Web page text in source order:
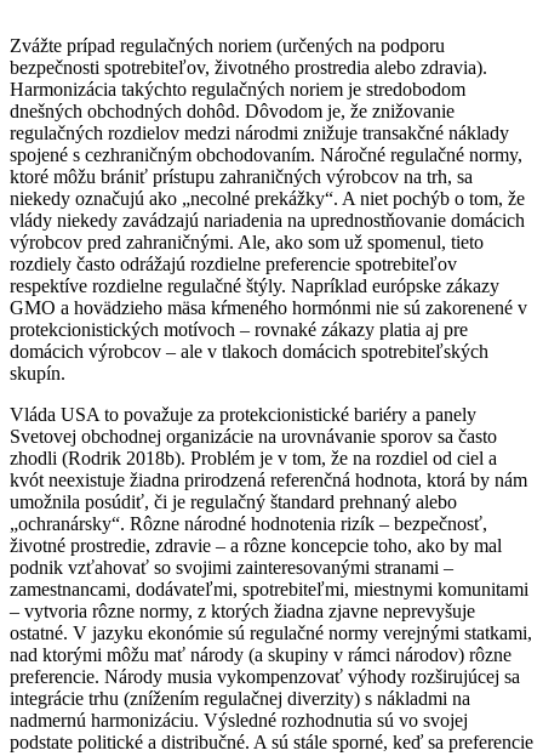
Zvážte prípad regulačných noriem (určených na podporu
bezpečnosti spotrebiteľov, životného prostredia alebo zdravia).
Harmonizácia takýchto regulačných noriem je stredobodom
dnešných obchodných dohôd. Dôvodom je, že znižovanie
regulačných rozdielov medzi národmi znižuje transakčné náklady
spojené s cezhraničným obchodovaním. Náročné regulačné normy,
ktoré môžu brániť prístupu zahraničných výrobcov na trh, sa
niekedy označujú ako „necolné prekážky“. A niet pochýb o tom, že
vlády niekedy zavádzajú nariadenia na uprednostňovanie domácich
výrobcov pred zahraničnými. Ale, ako som už spomenul, tieto
rozdiely často odrážajú rozdielne preferencie spotrebiteľov
respektíve rozdielne regulačné štýly. Napríklad európske zákazy
GMO a hovädzieho mäsa kŕmeného hormónmi nie sú zakorenené v
protekcionistických motívoch – rovnaké zákazy platia aj pre
domácich výrobcov – ale v tlakoch domácich spotrebiteľských
skupín.
Vláda USA to považuje za protekcionistické bariéry a panely
Svetovej obchodnej organizácie na urovnávanie sporov sa často
zhodli (Rodrik 2018b). Problém je v tom, že na rozdiel od ciel a
kvót neexistuje žiadna prirodzená referenčná hodnota, ktorá by nám
umožnila posúdiť, či je regulačný štandard prehnaný alebo
„ochranársky“. Rôzne národné hodnotenia rizík – bezpečnosť,
životné prostredie, zdravie – a rôzne koncepcie toho, ako by mal
podnik vzťahovať so svojimi zainteresovanými stranami –
zamestnancami, dodávateľmi, spotrebiteľmi, miestnymi komunitami
– vytvoria rôzne normy, z ktorých žiadna zjavne neprevyšuje
ostatné. V jazyku ekonómie sú regulačné normy verejnými statkami,
nad ktorými môžu mať národy (a skupiny v rámci národov) rôzne
preferencie. Národy musia vykompenzovať výhody rozširujúcej sa
integrácie trhu (znížením regulačnej diverzity) s nákladmi na
nadmernú harmonizáciu. Výsledné rozhodnutia sú vo svojej
podstate politické a distribučné. A sú stále sporné, keď sa preferencie